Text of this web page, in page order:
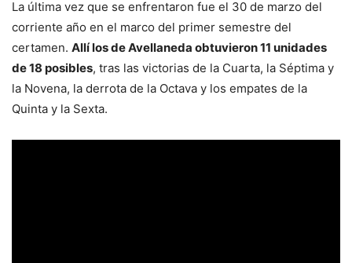
La última vez que se enfrentaron fue el 30 de marzo del
corriente año en el marco del primer semestre del
certamen. Allí los de Avellaneda obtuvieron 11 unidades
de 18 posibles, tras las victorias de la Cuarta, la Séptima y
la Novena, la derrota de la Octava y los empates de la
Quinta y la Sexta.